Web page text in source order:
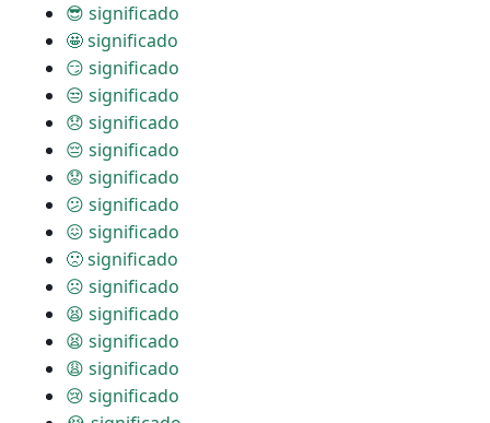
😎 significado
🤩 significado
😏 significado
😒 significado
😞 significado
😔 significado
😟 significado
😕 significado
😖 significado
🙁 significado
☹ significado
😫 significado
😫 significado
😩 significado
😢 significado